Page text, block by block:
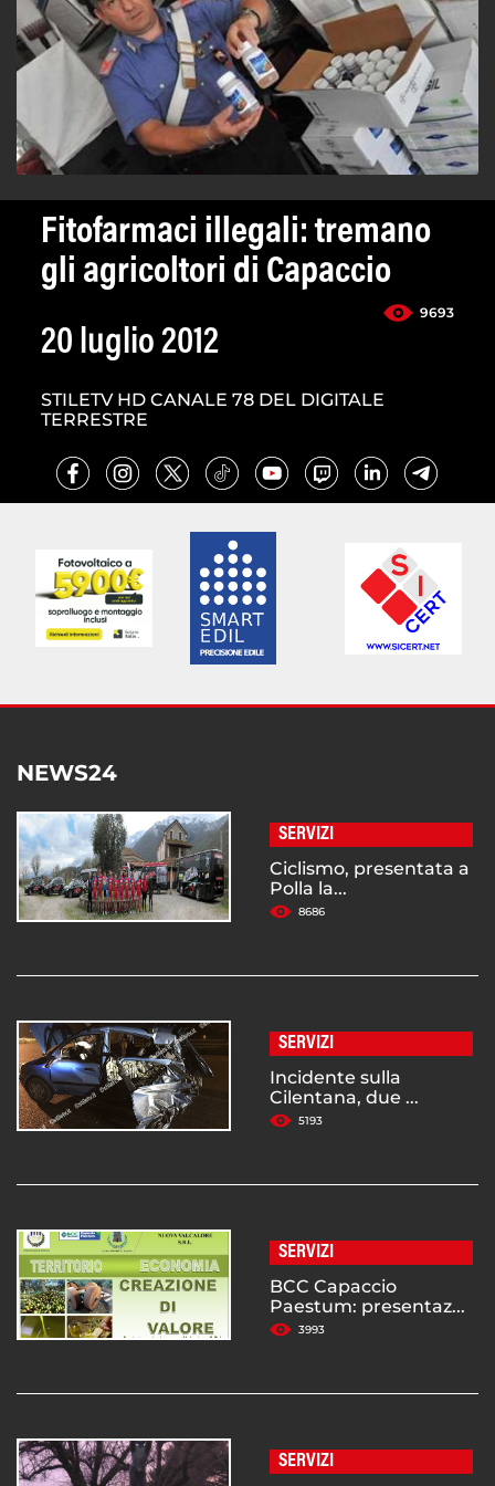
Fitofarmaci illegali: tremano
gli agricoltori di Capaccio
9693
20 luglio 2012
STILETV HD CANALE 78 DEL DIGITALE
TERRESTRE
NEWS24
SERVIZI
Ciclismo, presentata a
Polla la...
8686
SERVIZI
Incidente sulla
Cilentana, due ...
5193
SERVIZI
BCC Capaccio
Paestum: presentaz...
3993
SERVIZI